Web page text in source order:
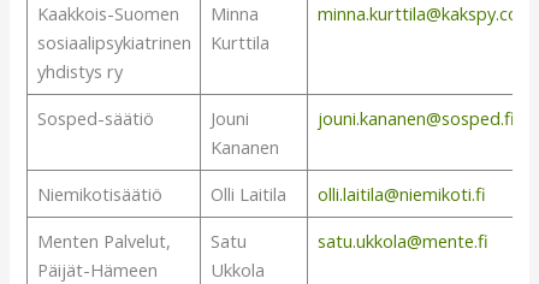
Kaakkois-Suomen
sosiaalipsykiatrinen
yhdistys ry
Minna
Kurttila
minna.kurttila@kakspy.com
Sosped-säätiö
Jouni
Kananen
jouni.kananen@sosped.fi
Niemikotisäätiö Olli Laitila
olli.laitila@niemikoti.fi
Menten Palvelut,
Päijät-Hämeen
Satu
Ukkola
satu.ukkola@mente.fi